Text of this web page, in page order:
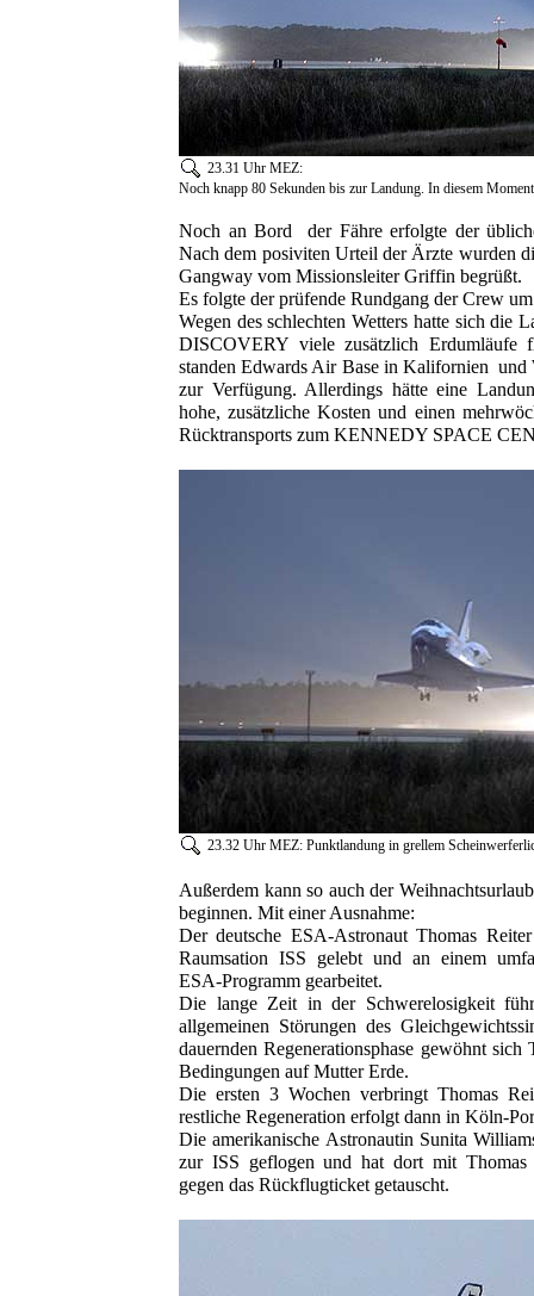
23.31 Uhr MEZ:
Noch knapp 80 Sekunden bis zur Landung. In diesem
Noch an Bord der Fähre erfolgte der
Nach dem posiviten Urteil der Ärzte wurden
Gangway vom Missionsleiter Griffin begrüßt.
Es folgte der prüfende Rundgang der Crew
Wegen des schlechten Wetters hatte sich die
DISCOVERY viele zusätzlich Erdumläufe
standen Edwards Air Base in Kalifornien
zur Verfügung. Allerdings hätte eine
hohe, zusätzliche Kosten und einen
Rücktransports zum KENNEDY SPACE
23.32 Uhr MEZ: Punktlandung in grellem
Außerdem kann so auch der
beginnen. Mit einer Ausnahme:
Der deutsche ESA-Astronaut Thomas
Raumsation ISS gelebt und an einem
ESA-Programm gearbeitet.
Die lange Zeit in der Schwerelosigkeit
allgemeinen Störungen des
dauernden Regenerationsphase gewöhnt
Bedingungen auf Mutter Erde.
Die ersten 3 Wochen verbringt Thomas
restliche Regeneration erfolgt dann in Köln-
Die amerikanische Astronautin Sunita
zur ISS geflogen und hat dort mit Thomas
gegen das Rückflugticket getauscht.